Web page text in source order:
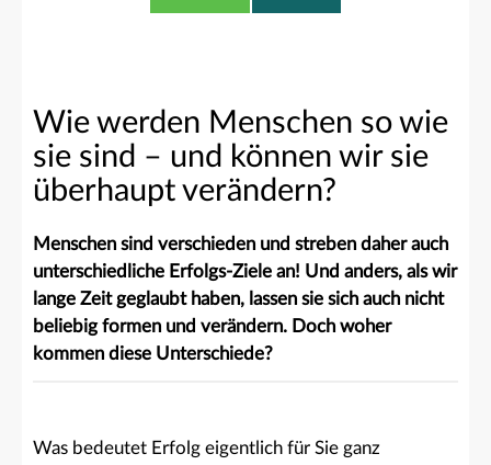
Wie werden Menschen so wie
sie sind – und können wir sie
überhaupt verändern?
Menschen sind verschieden und streben daher auch
unterschiedliche Erfolgs-Ziele an! Und anders, als wir
lange Zeit geglaubt haben, lassen sie sich auch nicht
beliebig formen und verändern. Doch woher
kommen diese Unterschiede?
Was bedeutet Erfolg eigentlich für Sie ganz